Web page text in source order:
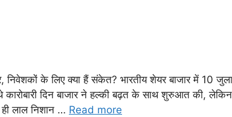
निवेशकों के लिए क्या हैं संकेत? भारतीय शेयर बाजार में 10
कारोबारी दिन बाजार ने हल्की बढ़त के साथ शुरुआत की,
लाल निशान … Read more